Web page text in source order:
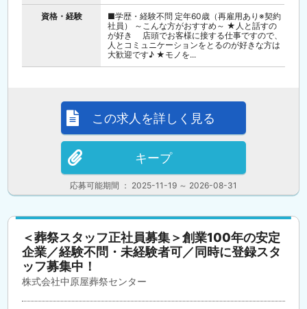
資格・経験
■学歴・経験不問 定年60歳（再雇用あり※契約
社員） ～こんな方がおすすめ～ ★人と話すの
が好き 店頭でお客様に接する仕事ですので、
人とコミュニケーションをとるのが好きな方は
大歓迎です♪ ★モノを...
応募可能期間 ： 2025-11-19 ～ 2026-08-31
この求人を詳しく見る
キープ
＜葬祭スタッフ正社員募集＞創業100年の安定
企業／経験不問・未経験者可／同時に登録スタ
ッフ募集中！
株式会社中原屋葬祭センター